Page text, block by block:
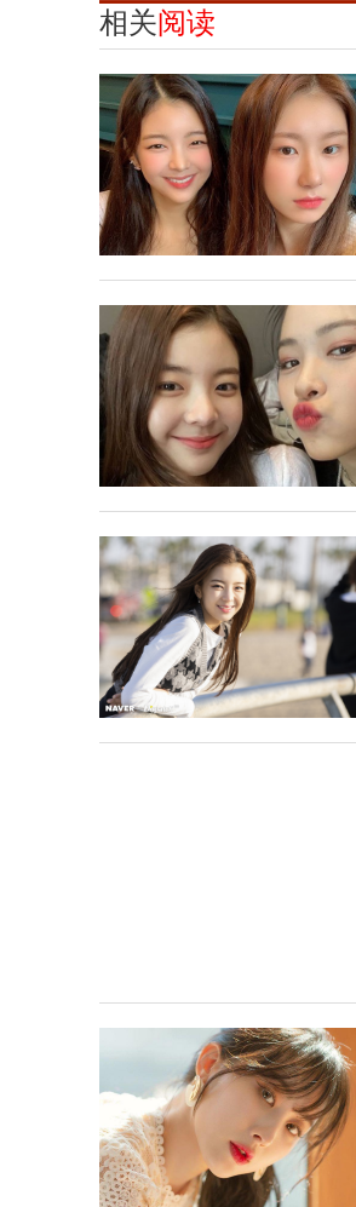
相关阅读